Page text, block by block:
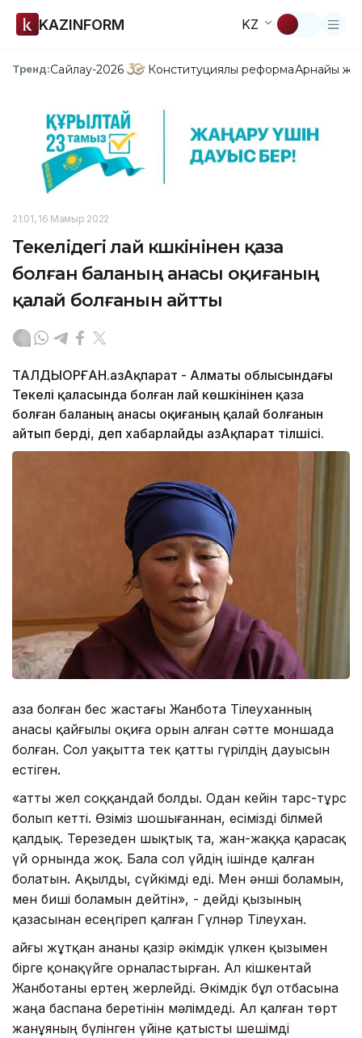
KAZINFORM KZ
Тренд:Сайлау-2026 Конституциялық реформаАрнайы
21:01, 16 Мамыр 2022
Текелідегі лай көшкінінен қаза
болған баланың анасы оқиғаның
қалай болғанын айтты
ТАЛДЫҚОРҒАН.ҚазАқпарат - Алматы облысындағы
Текелі қаласында болған лай көшкінінен қаза
болған баланың анасы оқиғаның қалай болғанын
айтып берді, деп хабарлайды ҚазАқпарат тілшісі.
Қаза болған бес жастағы Жанбота Тілеуханның
анасы қайғылы оқиға орын алған сәтте моншада
болған. Сол уақытта тек қатты гүрілдің дауысын
естіген.
«Қатты жел соққандай болды. Одан кейін тарс-тұрс
болып кетті. Өзіміз шошығаннан, есімізді білмей
қалдық. Терезеден шықтық та, жан-жаққа қарасақ
үй орнында жоқ. Бала сол үйдің ішінде қалған
болатын. Ақылды, сүйкімді еді. Мен әнші боламын,
мен биші боламын дейтін», - дейді қызының
қазасынан есеңгіреп қалған Гүлнәр Тілеухан.
Қайғы жұтқан ананы қазір әкімдік үлкен қызымен
бірге қонақүйге орналастырған. Ал кішкентай
Жанботаны ертең жерлейді. Әкімдік бұл отбасына
жаңа баспана беретінін мәлімдеді. Ал қалған төрт
жанұяның бүлінген үйіне қатысты шешімді